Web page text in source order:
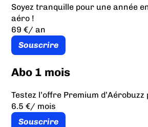
Soyez tranquille pour une année
aéro !
69 €/ an
Souscrire
Abo 1 mois
Testez l’offre Premium
6.5 €/ mois
Souscrire